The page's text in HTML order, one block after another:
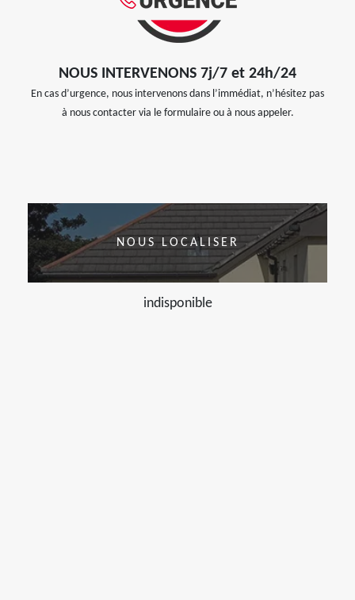
NOUS INTERVENONS 7j/7 et 24h/24
En cas d’urgence, nous intervenons dans l’immédiat, n’hésitez pas
à nous contacter via le formulaire ou à nous appeler.
NOUS LOCALISER
indisponible